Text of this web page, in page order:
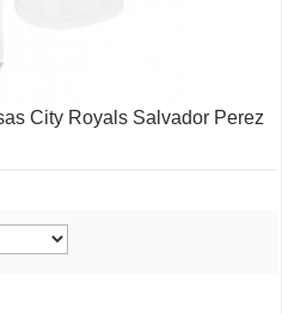
City Royals Salvador Perez